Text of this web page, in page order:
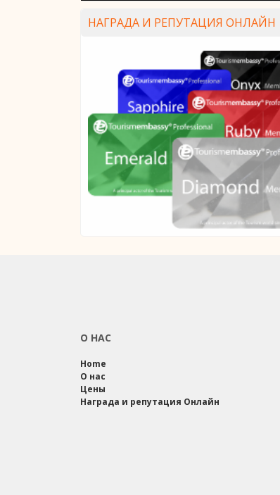
НАГРАДА И РЕПУТАЦИЯ ОНЛАЙН
О НАС
Home
О нас
Цены
Награда и репутация Онлайн